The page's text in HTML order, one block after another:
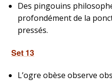
Des pingouins
profondément de la
pressés.
Set 13
L’ogre obèse observe